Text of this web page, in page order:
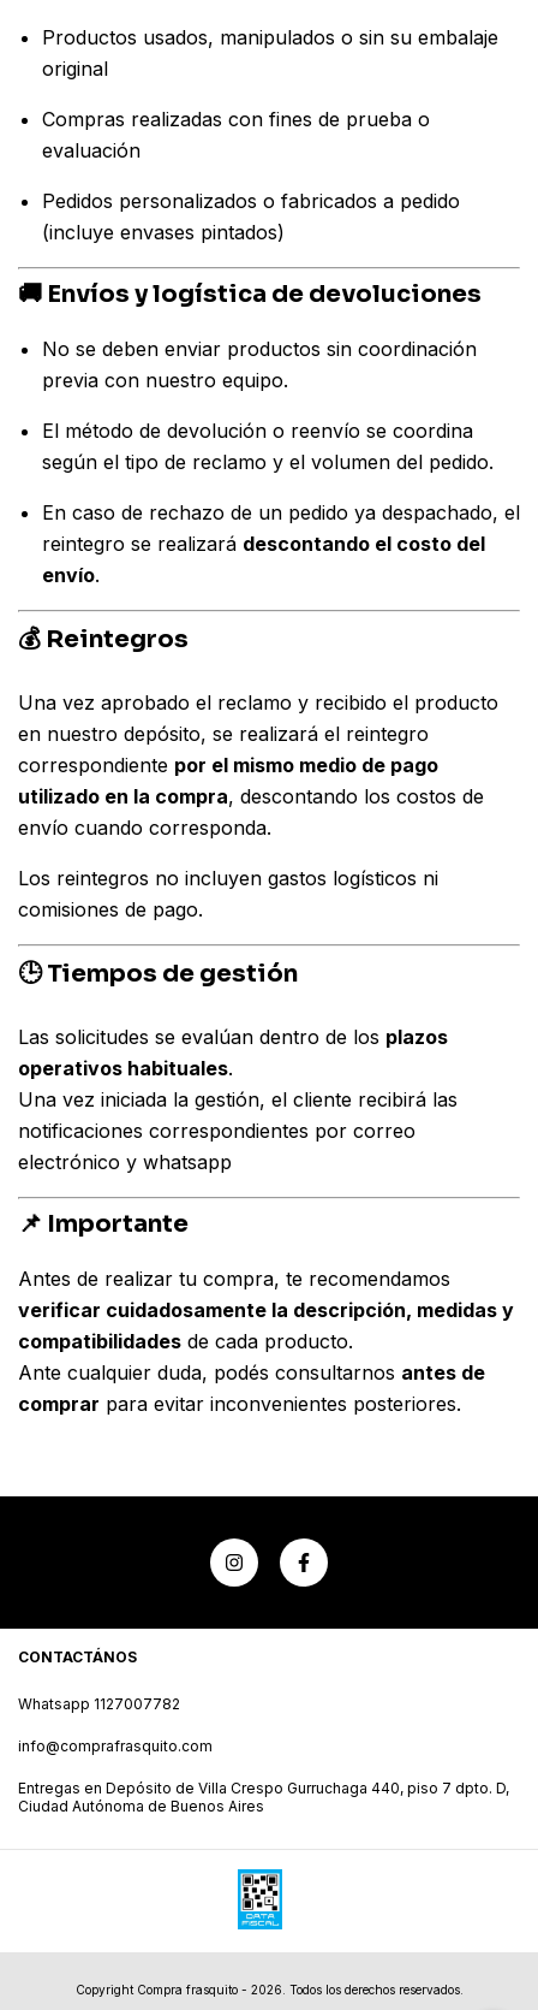
Productos usados, manipulados o sin su embalaje
original
Compras realizadas con fines de prueba o
evaluación
Pedidos personalizados o fabricados a pedido
(incluye envases pintados)
🚚 Envíos y logística de devoluciones
No se deben enviar productos sin coordinación
previa con nuestro equipo.
El método de devolución o reenvío se coordina
según el tipo de reclamo y el volumen del pedido.
En caso de rechazo de un pedido ya despachado, el
reintegro se realizará descontando el costo del
envío.
💰 Reintegros
Una vez aprobado el reclamo y recibido el producto
en nuestro depósito, se realizará el reintegro
correspondiente por el mismo medio de pago
utilizado en la compra, descontando los costos de
envío cuando corresponda.
Los reintegros no incluyen gastos logísticos ni
comisiones de pago.
🕒 Tiempos de gestión
Las solicitudes se evalúan dentro de los plazos
operativos habituales.
Una vez iniciada la gestión, el cliente recibirá las
notificaciones correspondientes por correo
electrónico y whatsapp
📌 Importante
Antes de realizar tu compra, te recomendamos
verificar cuidadosamente la descripción, medidas y
compatibilidades de cada producto.
Ante cualquier duda, podés consultarnos antes de
comprar para evitar inconvenientes posteriores.
CONTACTÁNOS
Whatsapp 1127007782
info@comprafrasquito.com
Entregas en Depósito de Villa Crespo Gurruchaga 440, piso 7 dpto. D,
Ciudad Autónoma de Buenos Aires
Copyright Compra frasquito - 2026. Todos los derechos reservados.